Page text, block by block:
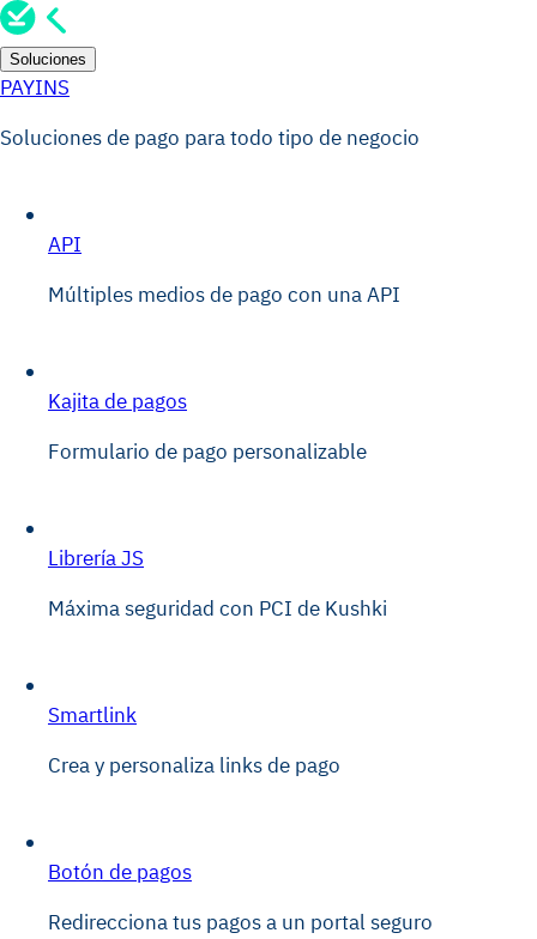
Soluciones
PAYINS
Soluciones de pago para todo tipo de negocio
API
Múltiples medios de pago con una API
Kajita de pagos
Formulario de pago personalizable
Librería JS
Máxima seguridad con PCI de Kushki
Smartlink
Crea y personaliza links de pago
Botón de pagos
Redirecciona tus pagos a un portal seguro